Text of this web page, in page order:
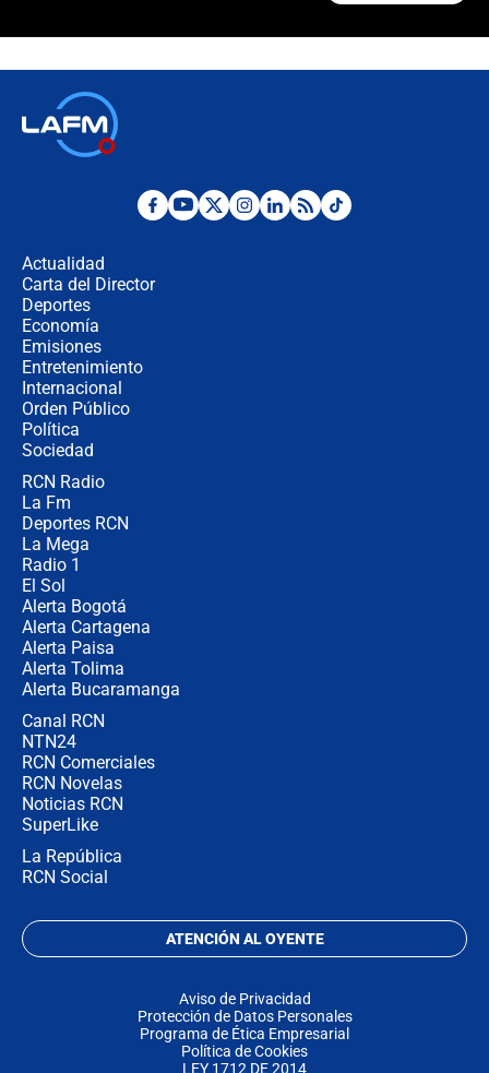
revela cómo venció a la “casta
Las razones para escoger al nuevo
Actualidad
Carta del Director
Deportes
Economía
Emisiones
Entretenimiento
Internacional
Orden Público
Política
Sociedad
RCN Radio
La Fm
Deportes RCN
La Mega
Radio 1
El Sol
Alerta Bogotá
Alerta Cartagena
Alerta Paisa
Alerta Tolima
Alerta Bucaramanga
Canal RCN
NTN24
RCN Comerciales
RCN Novelas
Noticias RCN
SuperLike
La República
RCN Social
ATENCIÓN AL OYENTE
Aviso de Privacidad
Protección de Datos Personales
Programa de Ética Empresarial
Política de Cookies
LEY 1712 DE 2014